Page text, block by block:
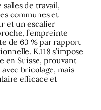
de travail,
communes et
et un escalier
l’empreinte
de 60 % par rapport
K.118 s’impose
en Suisse, prouvant
bricolage, mais
efficace et